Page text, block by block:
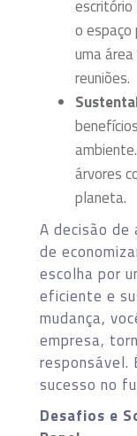
escritório
o espaço
uma
reuniões.
árvores
planeta.
A decisão de
de
escolha por
eficiente e
mudança,
empresa,
responsável.
sucesso no
Desafios e